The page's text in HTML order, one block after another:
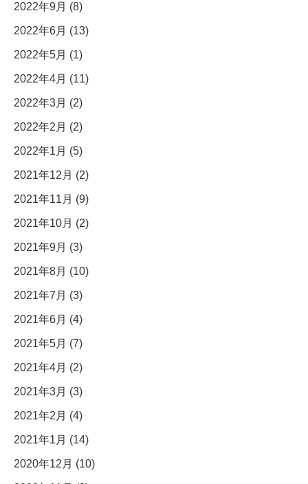
2022年9月 (8)
2022年6月 (13)
2022年5月 (1)
2022年4月 (11)
2022年3月 (2)
2022年2月 (2)
2022年1月 (5)
2021年12月 (2)
2021年11月 (9)
2021年10月 (2)
2021年9月 (3)
2021年8月 (10)
2021年7月 (3)
2021年6月 (4)
2021年5月 (7)
2021年4月 (2)
2021年3月 (3)
2021年2月 (4)
2021年1月 (14)
2020年12月 (10)